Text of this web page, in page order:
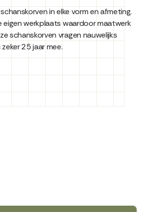
in elke vorm en afmeting.
eigen werkplaats waardoor maatwerk
schanskorven vragen nauwelijks
25 jaar mee.